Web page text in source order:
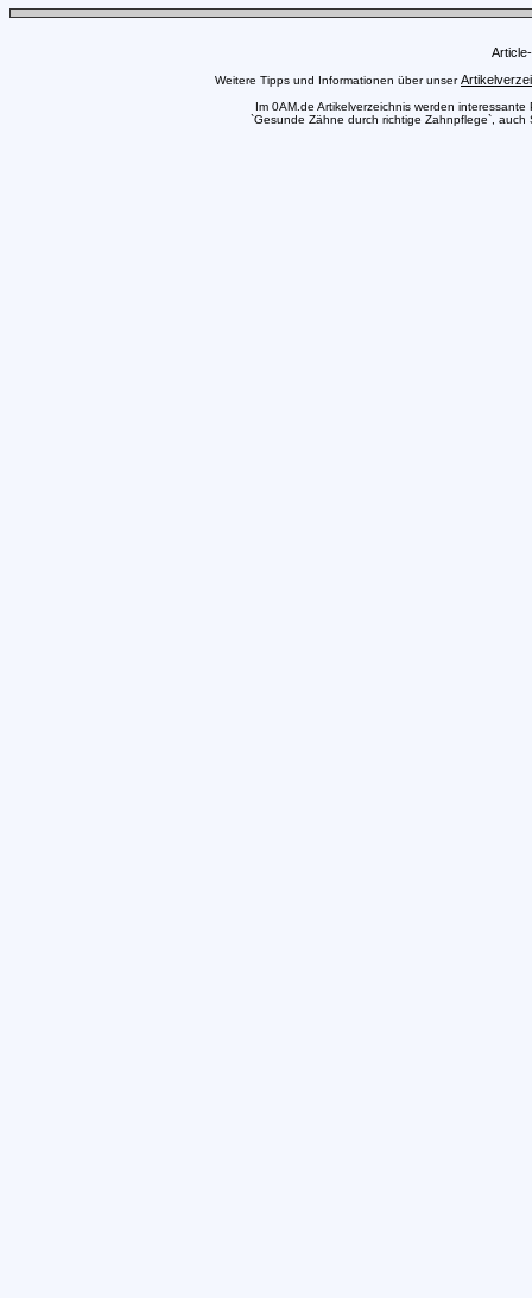
Weitere Tipps und Informationen über unser
Im 0AM.de Artikelverzeichnis werden
`Gesunde Zähne durch richtige Zahnpflege`,